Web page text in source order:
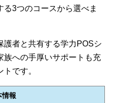
る3つのコースから選べま
護者と共有する学力POSシ
族への手厚いサポートも充
です。
情報